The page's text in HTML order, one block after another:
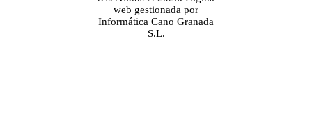
web gestionada por
Informática Cano Granada
S.L.